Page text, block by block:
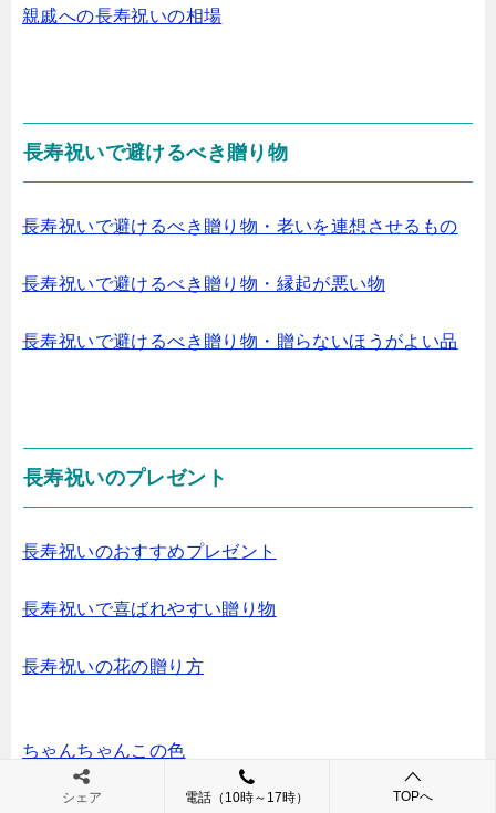
親戚への長寿祝いの相場
長寿祝いで避けるべき贈り物
長寿祝いで避けるべき贈り物・老いを連想させるもの
長寿祝いで避けるべき贈り物・縁起が悪い物
長寿祝いで避けるべき贈り物・贈らないほうがよい品
長寿祝いのプレゼント
長寿祝いのおすすめプレゼント
長寿祝いで喜ばれやすい贈り物
長寿祝いの花の贈り方
ちゃんちゃんこの色
敬老の日のプレゼント
シェア 電話（10時～17時） TOPへ